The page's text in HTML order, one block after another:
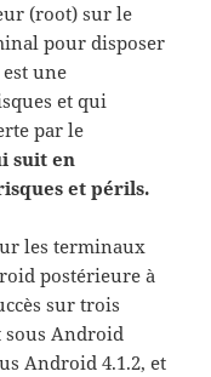
(root) sur le
pour disposer
une
et qui
par le
suit en
et périls.
les terminaux
postérieure à
sur trois
Android
Android 4.1.2, et